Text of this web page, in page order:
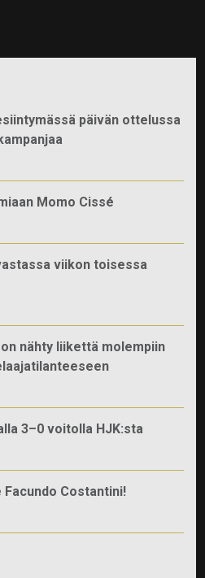
päivän ottelussa
Momo Cissé
viikon toisessa
nähty liikettä molempiin
3–0 voitolla HJK:sta
Costantini!